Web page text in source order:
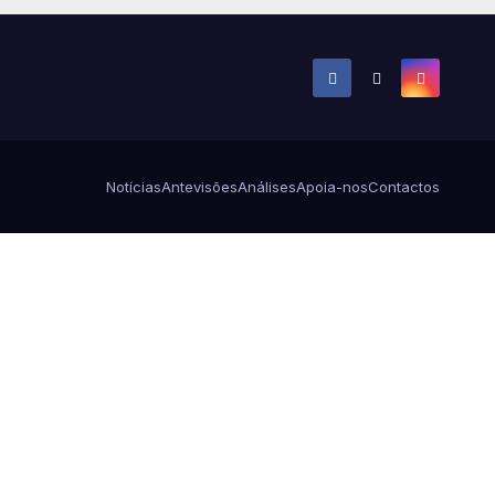
NotíciasAntevisõesAnálisesApoia-nosContactos